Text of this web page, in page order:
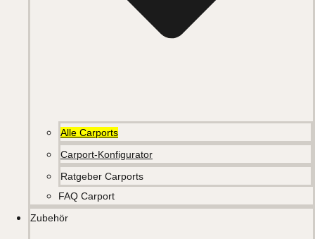
Alle Carports
Carport-Konfigurator
Ratgeber Carports
FAQ Carport
Zubehör